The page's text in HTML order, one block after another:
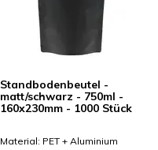
Standbodenbeutel -
matt/schwarz - 750ml -
160x230mm - 1000 Stück
Material: PET + Aluminium